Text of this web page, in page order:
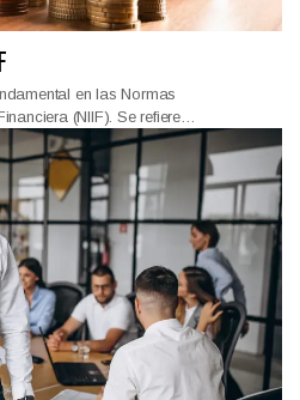
en las Normas
(NIIF). Se refiere…